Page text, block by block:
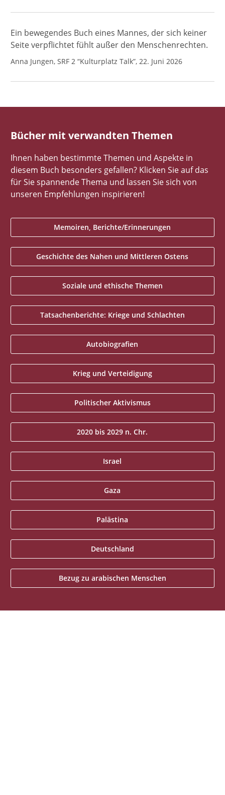
Ein bewegendes Buch eines Mannes, der sich keiner
Seite verpflichtet fühlt außer den Menschenrechten.
Anna Jungen, SRF 2 “Kulturplatz Talk”, 22. Juni 2026
Bücher mit verwandten Themen
Ihnen haben bestimmte Themen und Aspekte in
diesem Buch besonders gefallen? Klicken Sie auf das
für Sie spannende Thema und lassen Sie sich von
unseren Empfehlungen inspirieren!
Memoiren, Berichte/Erinnerungen
Geschichte des Nahen und Mittleren Ostens
Soziale und ethische Themen
Tatsachenberichte: Kriege und Schlachten
Autobiografien
Krieg und Verteidigung
Politischer Aktivismus
2020 bis 2029 n. Chr.
Israel
Gaza
Palästina
Deutschland
Bezug zu arabischen Menschen